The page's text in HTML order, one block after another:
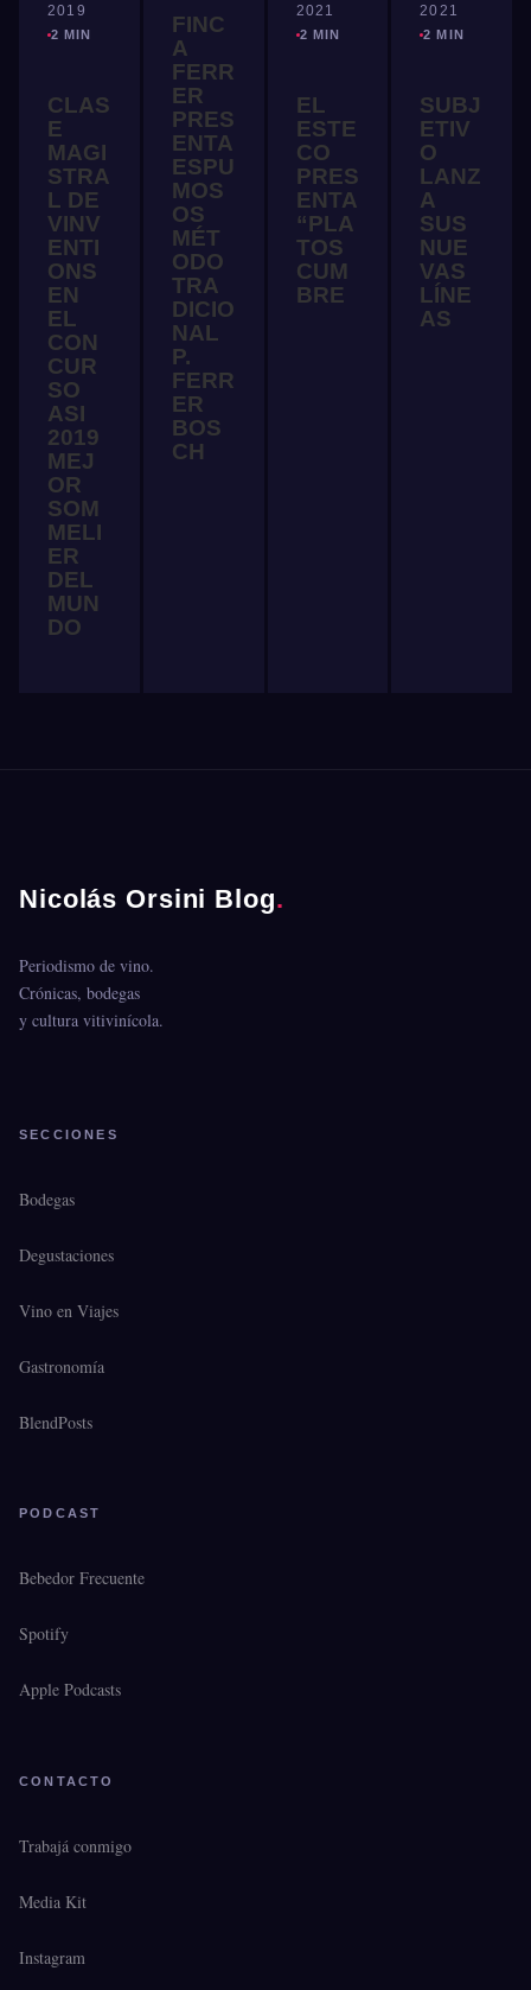
2019
2 MIN
CLAS
E
MAGI
STRA
L DE
VINV
ENTI
ONS
EN
EL
CON
CUR
SO
ASI
2019
MEJ
OR
SOM
MELI
ER
DEL
MUN
DO
FINC
A
FERR
ER
PRES
ENTA
ESPU
MOS
OS
MÉT
ODO
TRA
DICIO
NAL
P.
FERR
ER
BOS
CH
2021
2 MIN
EL
ESTE
CO
PRES
ENTA
“PLA
TOS
CUM
BRE
2021
2 MIN
SUBJ
ETIV
O
LANZ
A
SUS
NUE
VAS
LÍNE
AS
Nicolás Orsini Blog.
Periodismo de vino.
Crónicas, bodegas
y cultura vitivinícola.
SECCIONES
Bodegas
Degustaciones
Vino en Viajes
Gastronomía
BlendPosts
PODCAST
Bebedor Frecuente
Spotify
Apple Podcasts
CONTACTO
Trabajá conmigo
Media Kit
Instagram